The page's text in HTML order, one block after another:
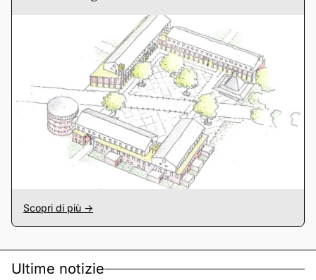
Scopri di più ->
Ultime notizie